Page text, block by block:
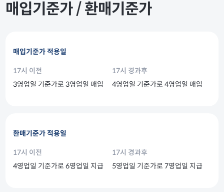
매입기준가 / 환매기준가
매입기준가 적용일
17시 이전
3영업일 기준가로 3영업일 매입
17시 경과후
4영업일 기준가로 4영업일 매입
환매기준가 적용일
17시 이전
4영업일 기준가로 6영업일 지급
17시 경과후
5영업일 기준가로 7영업일 지급